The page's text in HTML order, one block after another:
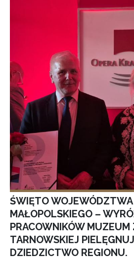
ŚWIĘTO WOJEWÓDZTWA
MAŁOPOLSKIEGO –
PRACOWNIKÓW MUZEUM
TARNOWSKIEJ
DZIEDZICTWO REGIONU.